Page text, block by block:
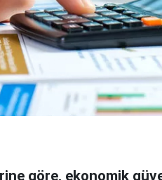
göre, ekonomik